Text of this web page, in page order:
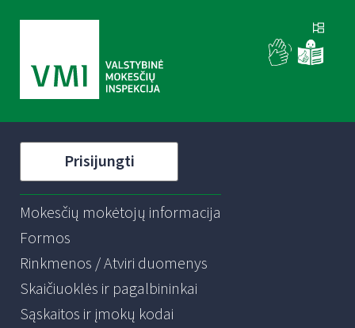
Prisijungti
Mokesčių mokėtojų informacija
Formos
Rinkmenos / Atviri duomenys
Skaičiuoklės ir pagalbininkai
Sąskaitos ir įmokų kodai